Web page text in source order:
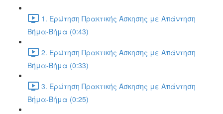
1. Ερώτηση Πρακτικής Άσκησης με Απάντηση
Βήμα-Βήμα (0:43)
2. Ερώτηση Πρακτικής Άσκησης με Απάντηση
Βήμα-Βήμα (0:33)
3. Ερώτηση Πρακτικής Άσκησης με Απάντηση
Βήμα-Βήμα (0:25)